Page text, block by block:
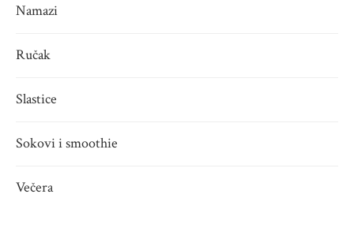
Namazi
Ručak
Slastice
Sokovi i smoothie
Večera